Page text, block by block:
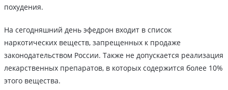
похудения.
На сегодняшний день эфедрон входит в список
наркотических веществ, запрещенных к продаже
законодательством России. Также не допускается реализация
лекарственных препаратов, в которых содержится более 10%
этого вещества.